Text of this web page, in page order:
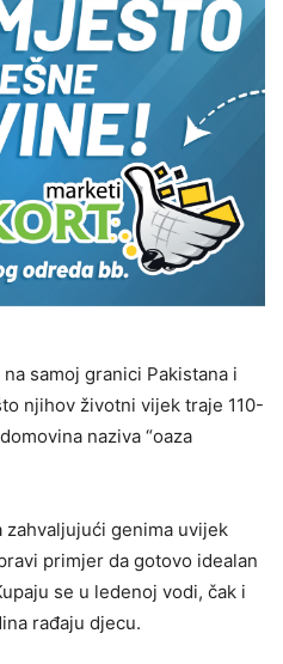
samoj granici Pakistana i
njihov životni vijek traje 110-
naziva “oaza
zahvaljujući genima uvijek
primjer da gotovo idealan
se u ledenoj vodi, čak i
rađaju djecu.